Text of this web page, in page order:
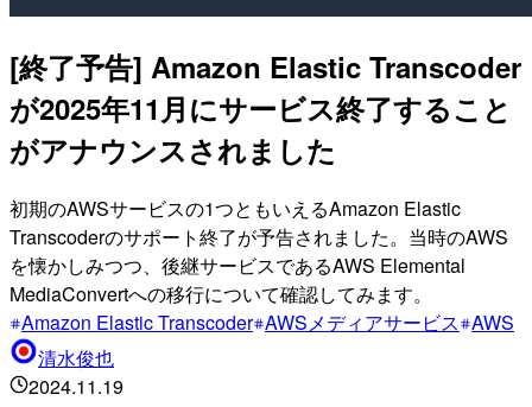
[終了予告] Amazon Elastic Transcoder
が2025年11月にサービス終了すること
がアナウンスされました
初期のAWSサービスの1つともいえるAmazon Elastic
Transcoderのサポート終了が予告されました。当時のAWS
を懐かしみつつ、後継サービスであるAWS Elemental
MediaConvertへの移行について確認してみます。
Amazon Elastic Transcoder AWSメディアサービス AWS
清水俊也
2024.11.19